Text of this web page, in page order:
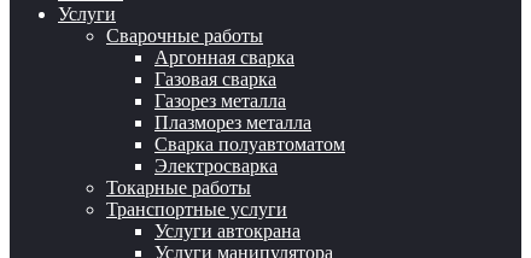
Услуги
Сварочные работы
Аргонная сварка
Газовая сварка
Газорез металла
Плазморез металла
Сварка полуавтоматом
Электросварка
Токарные работы
Транспортные услуги
Услуги автокрана
Услуги манипулятора